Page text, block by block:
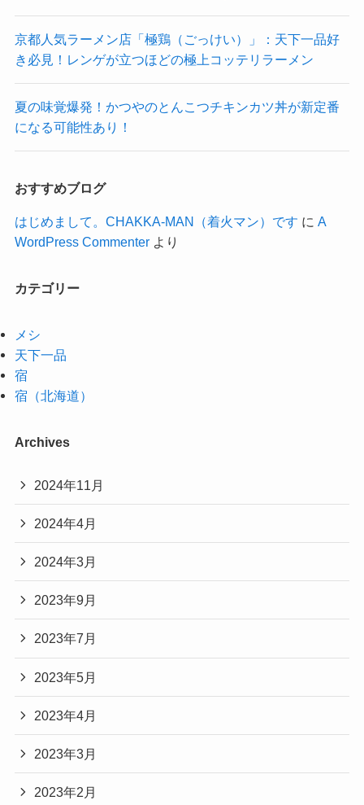
京都人気ラーメン店「極鶏（ごっけい）」：天下一品好
き必見！レンゲが立つほどの極上コッテリラーメン
夏の味覚爆発！かつやのとんこつチキンカツ丼が新定番
になる可能性あり！
おすすめブログ
はじめまして。CHAKKA-MAN（着火マン）です に A
WordPress Commenterより
カテゴリー
メシ
天下一品
宿
宿（北海道）
Archives
2024年11月
2024年4月
2024年3月
2023年9月
2023年7月
2023年5月
2023年4月
2023年3月
2023年2月